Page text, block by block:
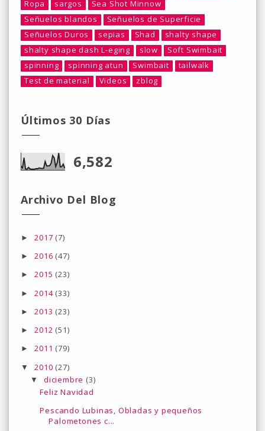
Ropa
sargos
Sea Shot Minnow
Señuelos blandos
Señuelos de Superficie
Señuelos Duros
sepias Shad
shalty shape
shalty shape dash L-eging
slow
Soft Swimbait
spinning
spinning atun Swimbait
tailwalk
Test de material
Videos zblog
Últimos 30 Días
6,582
Archivo Del Blog
►2017 (7)
►2016 (47)
►2015 (23)
►2014 (33)
►2013 (23)
►2012 (51)
►2011 (79)
▼2010 (27)
▼ diciembre (3)
Feliz Navidad
Pescando Lubinas, Obladas y pequeños
Palometones c...